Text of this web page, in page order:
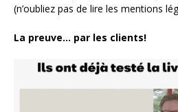
(n’oubliez pas de lire les mentions
La preuve… par les clients!